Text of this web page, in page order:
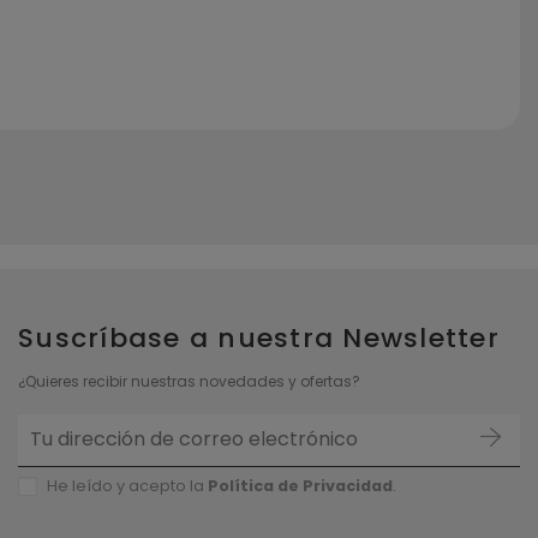
Suscríbase a nuestra Newsletter
¿Quieres recibir nuestras novedades y ofertas?
He leído y acepto la Política de Privacidad.